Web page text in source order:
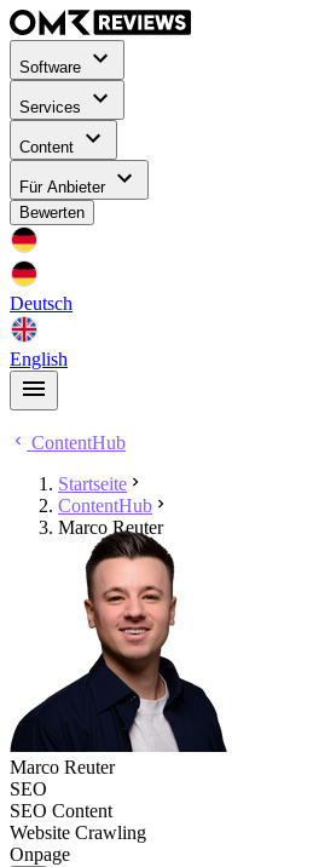
Software
Services
Content
Für Anbieter
Bewerten
Deutsch
English
ContentHub
Startseite
ContentHub
Marco Reuter
Marco Reuter
SEO
SEO Content
Website Crawling
Onpage